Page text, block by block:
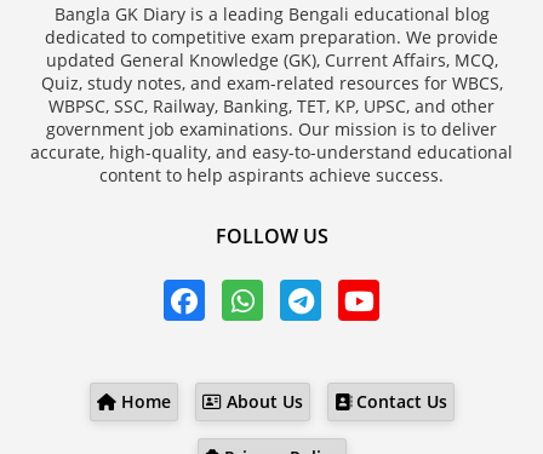
Bangla GK Diary is a leading Bengali educational blog
dedicated to competitive exam preparation. We provide
updated General Knowledge (GK), Current Affairs, MCQ,
Quiz, study notes, and exam-related resources for WBCS,
WBPSC, SSC, Railway, Banking, TET, KP, UPSC, and other
government job examinations. Our mission is to deliver
accurate, high-quality, and easy-to-understand educational
content to help aspirants achieve success.
FOLLOW US
Home About Us Contact Us